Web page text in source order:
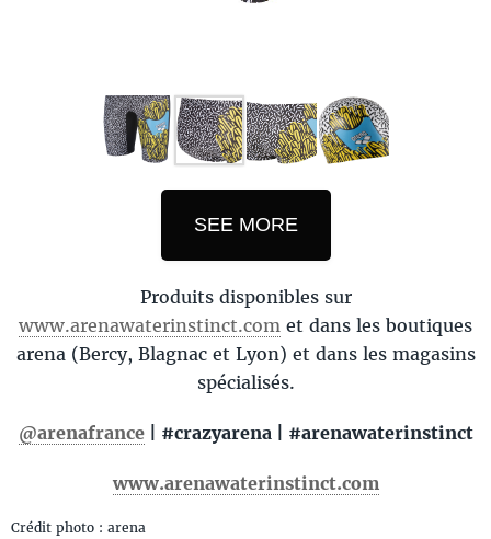
SEE MORE
Produits disponibles sur
www.arenawaterinstinct.com et dans les boutiques
arena (Bercy, Blagnac et Lyon) et dans les magasins
spécialisés.
@arenafrance| #crazyarena | #arenawaterinstinct
www.arenawaterinstinct.com
Crédit photo : arena